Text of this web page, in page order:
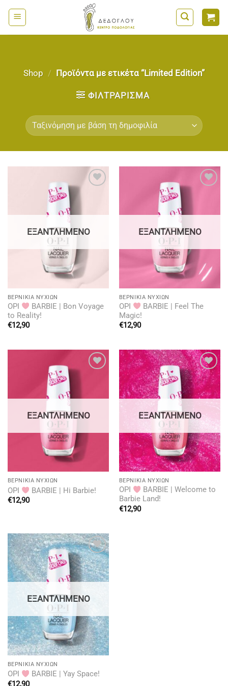
Μετάβαση
στο
περιεχόμενο
Shop / Προϊόντα με ετικέτα “Limited Edition”
ΦΙΛΤΡΆΡΙΣΜΑ
ΕΞΑΝΤΛΗΜΈΝΟ
BΕΡΝΊΚΙΑ ΝΥΧΙΏΝ
OPI
BARBIE | Bon Voyage
to Reality!
€12,90
ΕΞΑΝΤΛΗΜΈΝΟ
BΕΡΝΊΚΙΑ ΝΥΧΙΏΝ
OPI
BARBIE | Feel The
Magic!
€12,90
ΕΞΑΝΤΛΗΜΈΝΟ
BΕΡΝΊΚΙΑ ΝΥΧΙΏΝ
OPI
BARBIE | Hi Barbie!
€12,90
Add to
wishlist
ΕΞΑΝΤΛΗΜΈΝΟ
BΕΡΝΊΚΙΑ ΝΥΧΙΏΝ
OPI
BARBIE | Welcome to
Barbie Land!
€12,90
Add to
wishlist
ΕΞΑΝΤΛΗΜΈΝΟ
BΕΡΝΊΚΙΑ ΝΥΧΙΏΝ
OPI
BARBIE | Yay Space!
€12,90